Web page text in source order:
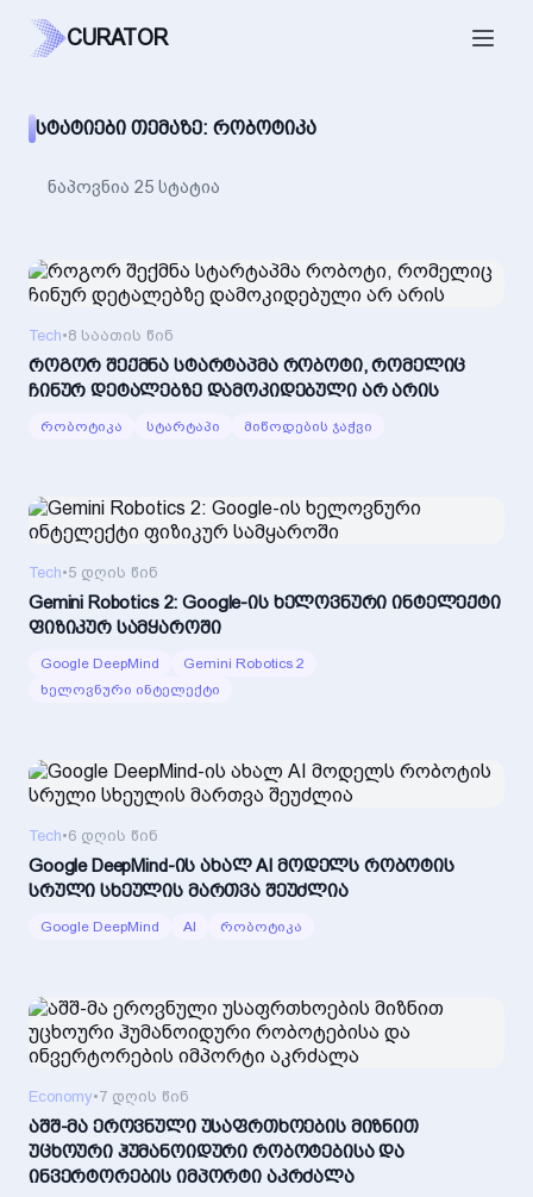
CURATOR
ᲡᲢᲐᲢᲘᲔᲑᲘ ᲗᲔᲛᲐᲖᲔ: ᲠᲝᲑᲝᲢᲘᲙᲐ
ნაპოვნია 25 სტატია
Tech•8 საათის წინ
როგორ შექმნა სტარტაპმა რობოტი, რომელიც
ჩინურ დეტალებზე დამოკიდებული არ არის
რობოტიკა სტარტაპი მიწოდების ჯაჭვი
Tech•5 დღის წინ
Gemini Robotics 2: Google-ის ხელოვნური ინტელექტი
ფიზიკურ სამყაროში
Google DeepMind
Gemini Robotics 2
ხელოვნური ინტელექტი
Tech•6 დღის წინ
Google DeepMind-ის ახალ AI მოდელს რობოტის
სრული სხეულის მართვა შეუძლია
Google DeepMind AI რობოტიკა
Economy•7 დღის წინ
აშშ-მა ეროვნული უსაფრთხოების მიზნით
უცხოური ჰუმანოიდური რობოტებისა და
ინვერტორების იმპორტი აკრძალა